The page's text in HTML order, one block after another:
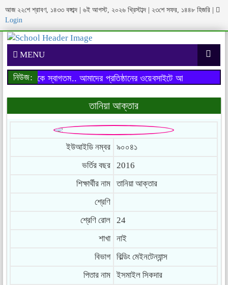
আজ ২২শে শ্রাবণ, ১৪৩৩ বঙ্গাব্দ | ৬ই আগস্ট, ২০২৬ খ্রিস্টাব্দ | ২৩শে সফর, ১৪৪৮ হিজরি
Login
MENU
নিউজ: আমাদের প্রতিষ্ঠানের ওয়েবসাইটে আপনাকে স্বাগতম..
আপনাকে স্বাগতম..
তানিয়া আক্তার
ইউআইডি নম্বর
৯০০৪১
ভর্তির বছর
2016
শিক্ষার্থীর নাম
তানিয়া আক্তার
শ্রেণি
শ্রেণি রোল
24
শাখা
নাই
বিভাগ
বিল্ডিং মেইনটেন্যান্স
পিতার নাম
ইসমাইল সিকদার